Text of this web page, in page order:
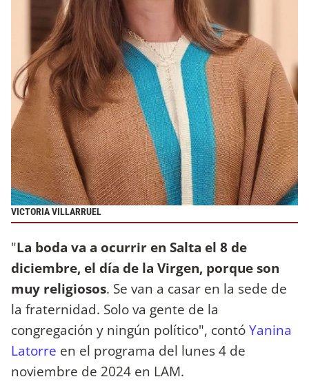
VICTORIA VILLARRUEL
"La boda va a ocurrir en Salta el 8 de
diciembre, el día de la Virgen, porque son
muy religiosos. Se van a casar en la sede de
la fraternidad. Solo va gente de la
congregación y ningún político", contóYanina
Latorre en el programa del lunes 4 de
noviembre de 2024 en LAM.